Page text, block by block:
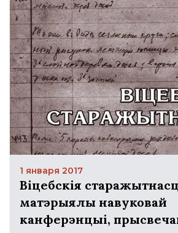
1 января 2017
Віцебскія
матэрыялы навуковай
канферэнцыі,